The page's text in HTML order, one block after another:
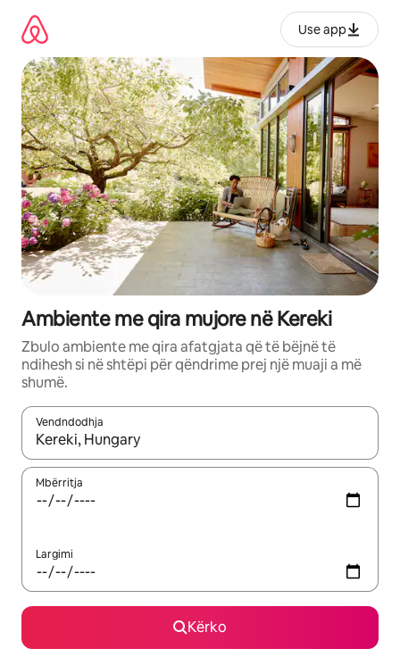
përmbajtja
Use app
Ambiente me qira mujore në Kereki
Zbulo ambiente me qira afatgjata që të bëjnë të
ndihesh si në shtëpi për qëndrime prej një muaji a më
shumë.
Vendndodhja
Kur rezultatet të jenë të disponueshme, lëviz me butonat e
Mbërritja
Largimi
Kërko